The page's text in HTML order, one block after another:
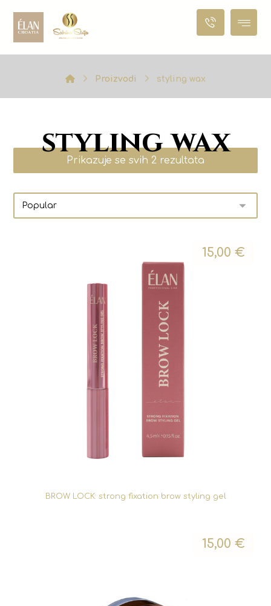
Proizvodi styling wax
styling wax
Prikazuje se svih 2 rezultata
BROW LOCK: strong fixation brow styling gel
15,00 €
15,00 €